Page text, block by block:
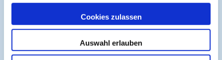
Cookies zulassen
Auswahl erlauben
Symposium Asthma und Allergien